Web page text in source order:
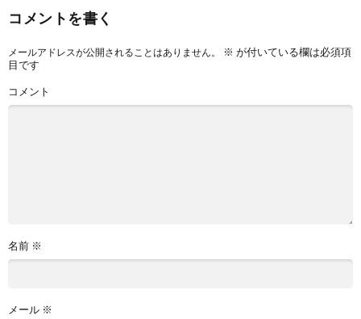
コメントを書く
メールアドレスが公開されることはありません。 ※ が付いている欄は必須項
目です
コメント
名前 ※
メール ※